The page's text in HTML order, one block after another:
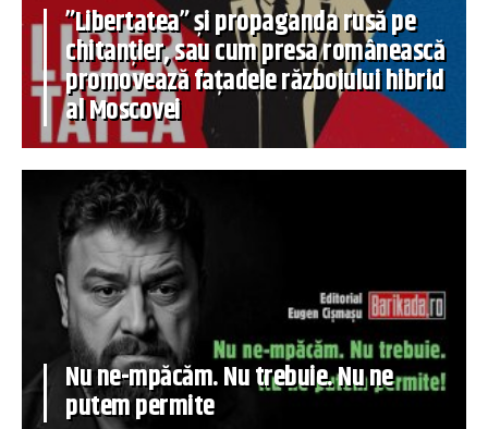
”Libertatea” și propaganda rusă pe
chitanțier, sau cum presa românească
promovează fațadele războiului hibrid
al Moscovei
Nu ne-mpăcăm. Nu trebuie. Nu ne
putem permite